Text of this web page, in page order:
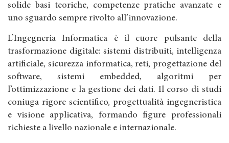
solide basi teoriche, competenze pratiche avanzate e
uno sguardo sempre rivolto all’innovazione.
L’Ingegneria Informatica è il cuore pulsante della
trasformazione digitale: sistemi distribuiti, intelligenza
artificiale, sicurezza informatica, reti, progettazione del
software, sistemi embedded, algoritmi per
l’ottimizzazione e la gestione dei dati. Il corso di studi
coniuga rigore scientifico, progettualità ingegneristica
e visione applicativa, formando figure professionali
richieste a livello nazionale e internazionale.